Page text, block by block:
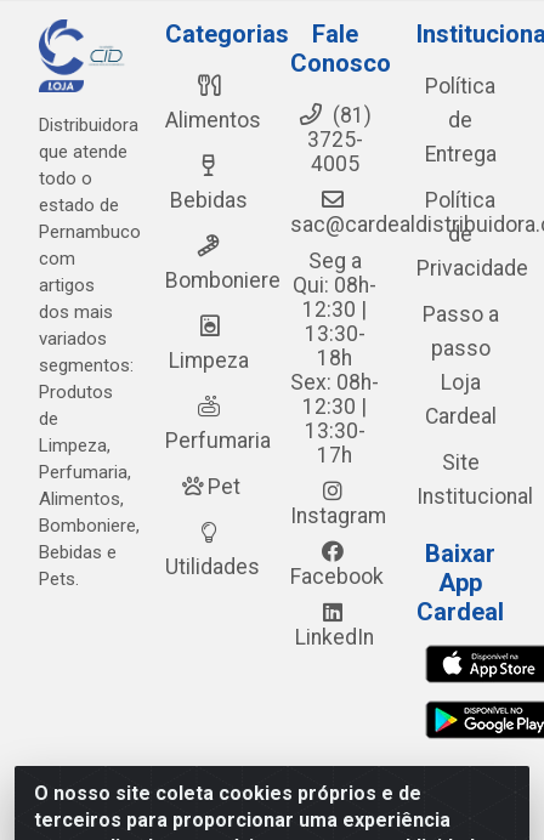
O nosso site coleta cookies próprios e de
terceiros para proporcionar uma experiência
Distribuidora
que atende
todo o
estado de
Pernambuco
com
artigos
dos mais
variados
segmentos:
Produtos
de
Limpeza,
Perfumaria,
Alimentos,
Bomboniere,
Bebidas e
Pets.
Categorias
Alimentos
Bebidas
Bomboniere
Limpeza
Perfumaria
Pet
Utilidades
Fale
Conosco
(81)
3725-
4005
Seg a
Qui: 08h-
12:30 |
13:30-
18h
Sex: 08h-
12:30 |
13:30-
17h
Instagram
Facebook
LinkedIn
Política
de
Entrega
Política
de
Privacidade
Passo a
passo
Loja
Cardeal
Site
Institucional
Baixar
App
Cardeal
Cardeal Distribuidora - Estrada Alto do Moura, 582 - Alto
do Moura - Caruaru/PE - CEP 55.040-120 - CNPJ